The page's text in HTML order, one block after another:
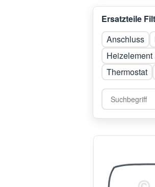
Ersatzteile
Anschluss
Heizelement
Thermostat